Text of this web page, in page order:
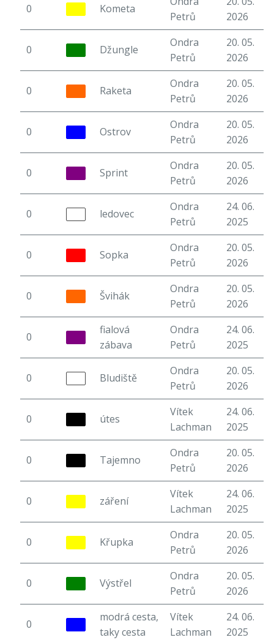
0 Kometa
Petrů
2026
0 Džungle
Ondra
Petrů
20. 05.
2026
0 Raketa
Ondra
Petrů
20. 05.
2026
0 Ostrov
Ondra
Petrů
20. 05.
2026
0 Sprint
Ondra
Petrů
20. 05.
2026
0 ledovec
Ondra
Petrů
24. 06.
2025
0 Sopka
Ondra
Petrů
20. 05.
2026
0 Švihák
Ondra
Petrů
20. 05.
2026
0
fialová
zábava
Ondra
Petrů
24. 06.
2025
0 Bludiště
Ondra
Petrů
20. 05.
2026
0 útes
Vítek
Lachman
24. 06.
2025
0 Tajemno
Ondra
Petrů
20. 05.
2026
0 záření
Vítek
Lachman
24. 06.
2025
0 Křupka
Ondra
Petrů
20. 05.
2026
0 Výstřel
Ondra
Petrů
20. 05.
2026
0
modrá cesta,
taky cesta
Vítek
Lachman
24. 06.
2025